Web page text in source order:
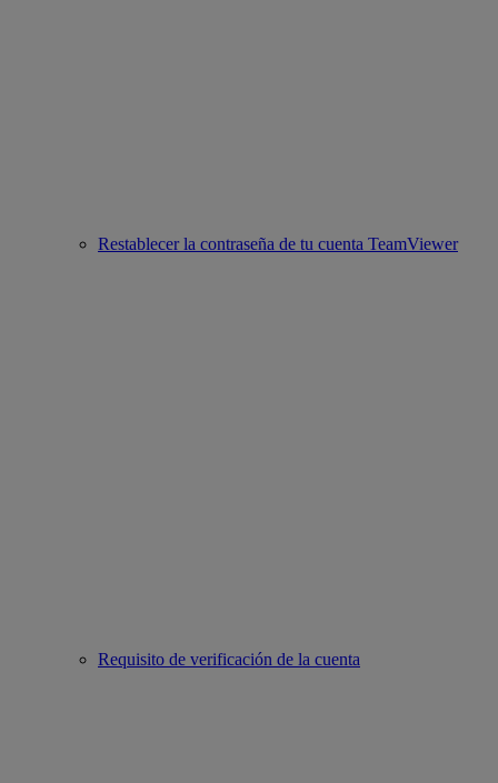
Restablecer la contraseña de tu cuenta TeamViewer
Requisito de verificación de la cuenta